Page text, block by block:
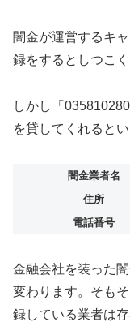
闇金が運営するキ
録をするとしつこ
しかし「
を貸してくれると
闇金業者名
住所
電話番号
金融会社を装った
変わります。そも
録している業者は